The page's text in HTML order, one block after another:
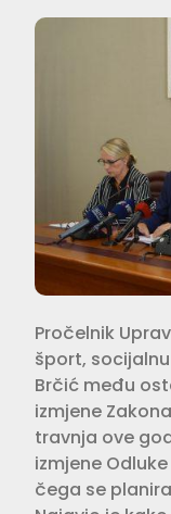
Pročelnik
šport,
Brčić među
izmjene
travnja ove
izmjene
čega se